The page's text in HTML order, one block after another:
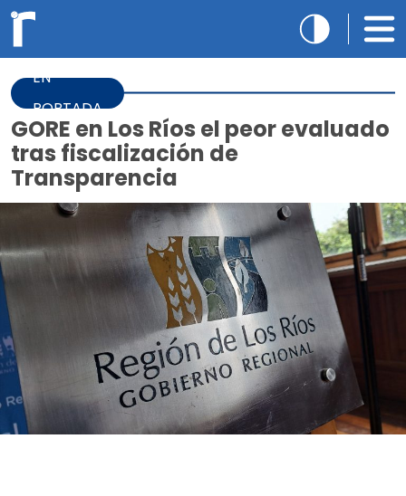
EN
PORTADA
GORE en Los Ríos el peor evaluado
tras fiscalización de
Transparencia